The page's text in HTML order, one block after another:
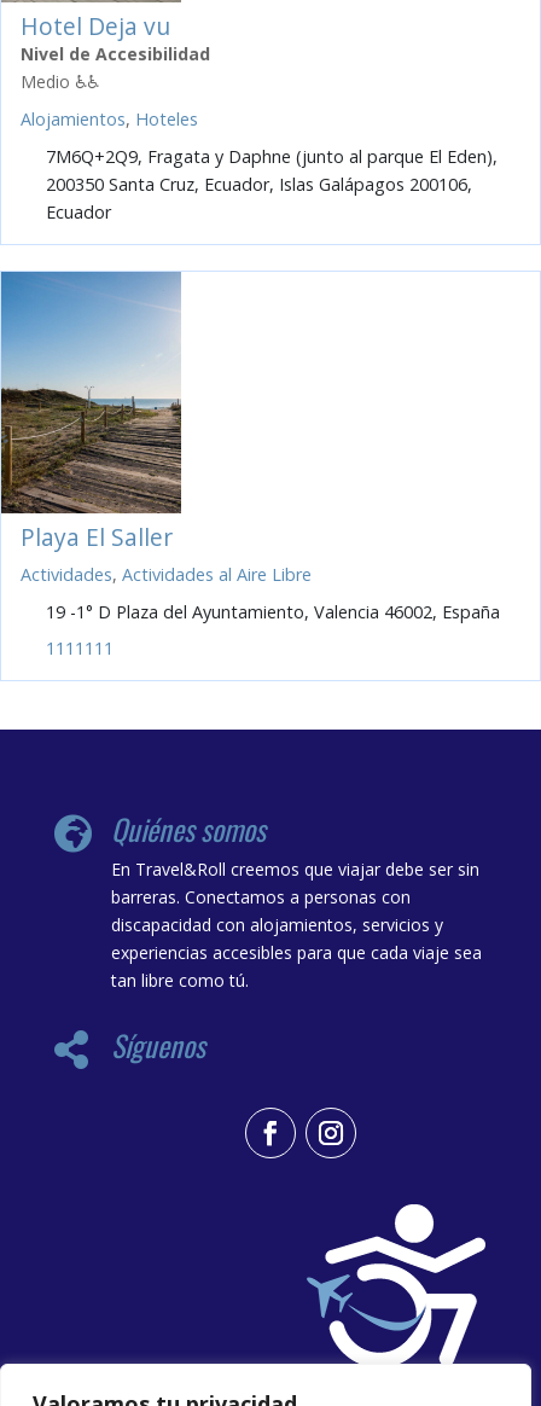
Hotel Deja vu
Nivel de Accesibilidad
Medio ♿♿
Alojamientos, Hoteles
7M6Q+2Q9, Fragata y Daphne (junto al parque El Eden),
200350 Santa Cruz, Ecuador, Islas Galápagos 200106,
Ecuador
Playa El Saller
Actividades, Actividades al Aire Libre
19 -1° D Plaza del Ayuntamiento, Valencia 46002, España
1111111
 Quiénes somos
En Travel&Roll creemos que viajar debe ser sin
barreras. Conectamos a personas con
discapacidad con alojamientos, servicios y
experiencias accesibles para que cada viaje sea
tan libre como tú.
 Síguenos